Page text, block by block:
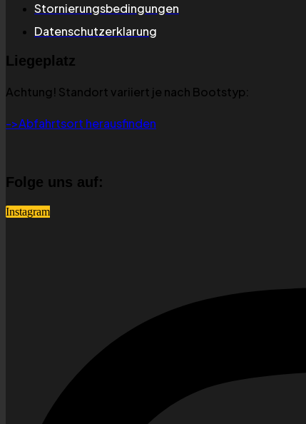
Stornierungsbedingungen
Datenschutzerklarung
Liegeplatz
Achtung! Standort variiert je nach Bootstyp:
->Abfahrtsort herausfinden
Folge uns auf:
Instagram